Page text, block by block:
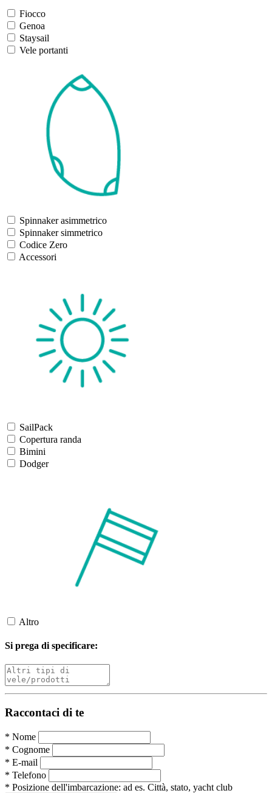
Fiocco
Genoa
Staysail
Vele portanti
Spinnaker asimmetrico
Spinnaker simmetrico
Codice Zero
Accessori
SailPack
Copertura randa
Bimini
Dodger
Altro
Si prega di specificare:
Raccontaci di te
* Nome
* Cognome
* E-mail
* Telefono
* Posizione dell'imbarcazione: ad es. Città, stato, yacht club